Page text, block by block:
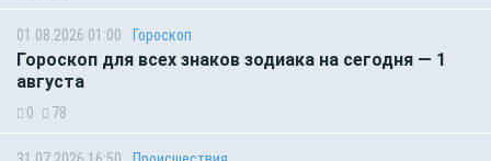
01.08.2026 01:00 Гороскоп
Гороскоп для всех знаков зодиака на сегодня — 1
августа
0 78